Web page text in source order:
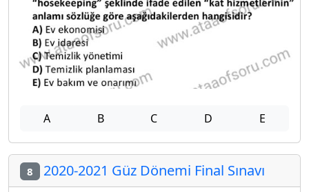
A B C D E
8 2020-2021 Güz Dönemi Final Sınavı